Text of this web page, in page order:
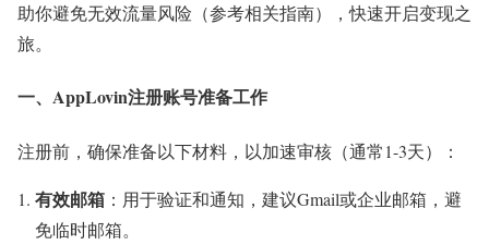
助你避免无效流量风险（参考相关指南），快速开启变现之
旅。
一、AppLovin注册账号准备工作
注册前，确保准备以下材料，以加速审核（通常1-3天）：
有效邮箱 ：用于验证和通知，建议Gmail或企业邮箱，避
免临时邮箱。